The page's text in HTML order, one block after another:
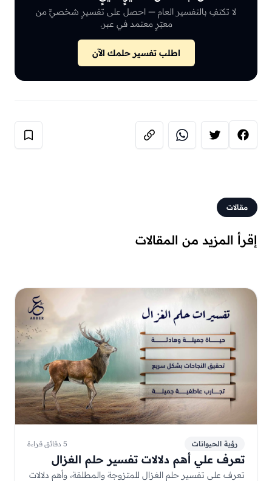
لا تكتفِ بالتفسير العام — احصل على تفسيرٍ شخصيٍّ من
معبّرٍ معتمد في عبر.
اطلب تفسير حلمك الآن
مقالات
إقرأ المزيد من المقالات
رؤية الحيوانات 5 دقائق قراءة
تعرف علي أهم دلالات تفسير حلم الغزال
تعرف على تفسير حلم الغزال للمتزوجة والمطلقة، وأهم دلالات